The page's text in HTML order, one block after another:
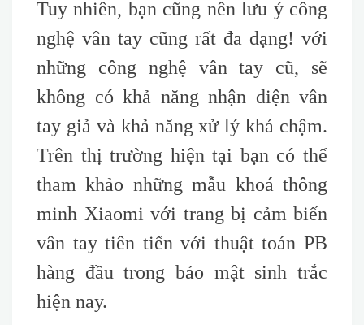
Tuy nhiên, bạn cũng nên lưu ý công
nghệ vân tay cũng rất đa dạng! với
những công nghệ vân tay cũ, sẽ
không có khả năng nhận diện vân
tay giả và khả năng xử lý khá chậm.
Trên thị trường hiện tại bạn có thể
tham khảo những mẫu khoá thông
minh Xiaomi với trang bị cảm biến
vân tay tiên tiến với thuật toán PB
hàng đầu trong bảo mật sinh trắc
hiện nay.